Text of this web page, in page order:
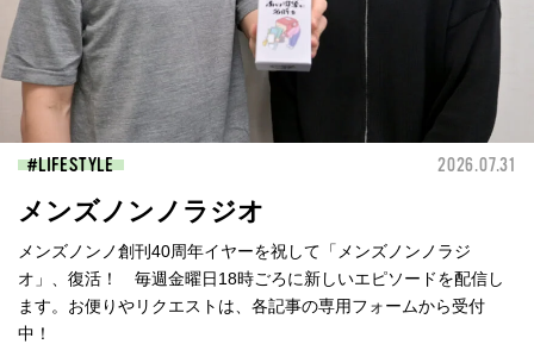
LIFESTYLE 2026.07.31
メンズノンノラジオ
メンズノンノ創刊40周年イヤーを祝して「メンズノンノラジ
オ」、復活！ 毎週金曜日18時ごろに新しいエピソードを配信し
ます。お便りやリクエストは、各記事の専用フォームから受付
中！